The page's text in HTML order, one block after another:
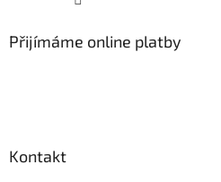
Přijímáme online platby
Kontakt